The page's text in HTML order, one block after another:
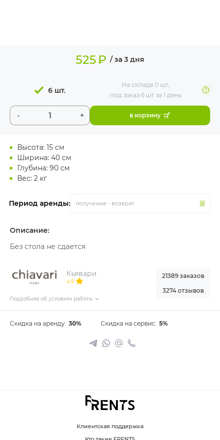
Высота: 15 см
Ширина: 40 см
Глубина: 90 см
Вес: 2 кг
Период аренды: получение - возврат
525₽ / за 3 дня
- +
6 шт.
На складе0 шт,
под заказ 6 штза 1 день
в корзину
Описание:
Без стола не сдается
Кьявари
4.9
Подробнее об условиях работы
21389 заказов
3274 отзывов
Скидка на аренду: 30% Скидка на сервис: 5%
Клиентская поддержка